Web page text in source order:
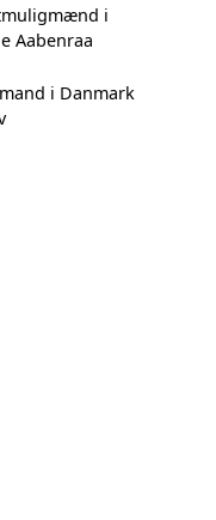
i
Aabenraa
i Danmark